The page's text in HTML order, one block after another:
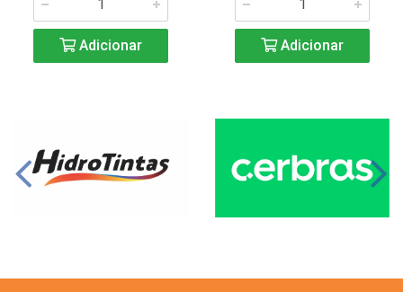
Adicionar Adicionar